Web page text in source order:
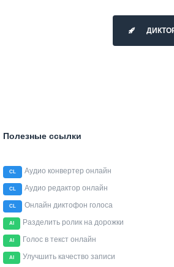
Полезные ссылки
CL Аудио конвертер онлайн
CL Аудио редактор онлайн
CL Онлайн диктофон голоса
AI Разделить ролик на дорожки
AI Голос в текст онлайн
AI Улучшить качество записи